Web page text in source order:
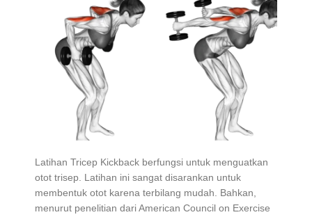
Latihan Tricep Kickback berfungsi untuk menguatkan
otot trisep. Latihan ini sangat disarankan untuk
membentuk otot karena terbilang mudah. Bahkan,
menurut penelitian dari American Council on Exercise